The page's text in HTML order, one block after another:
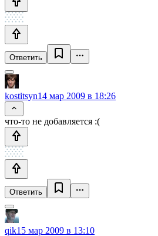
Ответить
kostitsyn14 мар 2009 в 18:26
что-то не добавляется :(
Ответить
qik15 мар 2009 в 13:10